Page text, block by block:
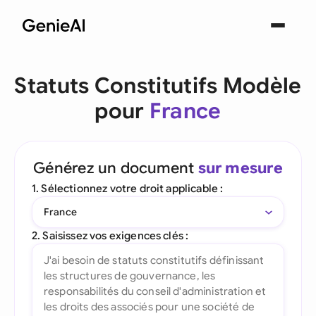
Statuts Constitutifs Modèle
pour France
Générez un document sur mesure
1. Sélectionnez votre droit applicable :
France
2. Saisissez vos exigences clés :